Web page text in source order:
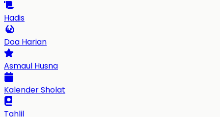
Hadis
Doa Harian
Asmaul Husna
Kalender Sholat
Tahlil